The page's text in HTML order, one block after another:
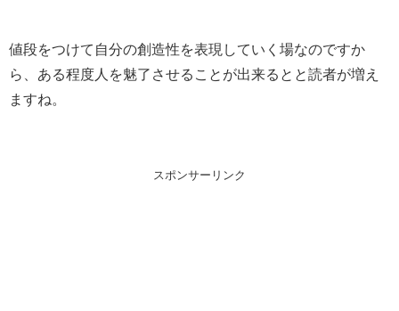
値段をつけて自分の創造性を表現していく場なのですか
ら、ある程度人を魅了させることが出来るとと読者が増え
ますね。
スポンサーリンク